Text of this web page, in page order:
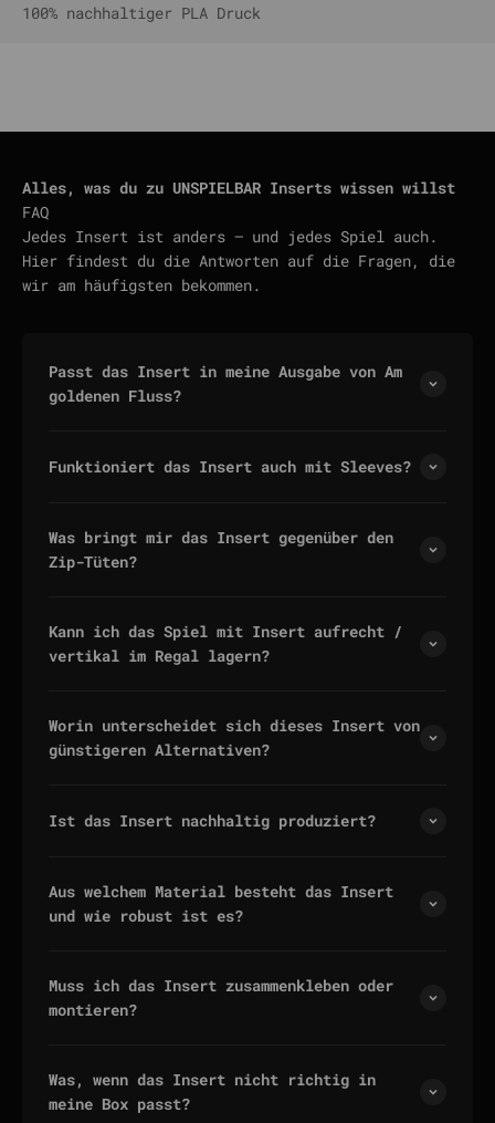
100% nachhaltiger PLA Druck
Alles, was du zu UNSPIELBAR Inserts wissen willst
FAQ
Jedes Insert ist anders — und jedes Spiel auch.
Hier findest du die Antworten auf die Fragen, die
wir am häufigsten bekommen.
Passt das Insert in meine Ausgabe von Am
goldenen Fluss?
Funktioniert das Insert auch mit Sleeves?
Was bringt mir das Insert gegenüber den
Zip-Tüten?
Kann ich das Spiel mit Insert aufrecht /
vertikal im Regal lagern?
Worin unterscheidet sich dieses Insert von
günstigeren Alternativen?
Ist das Insert nachhaltig produziert?
Aus welchem Material besteht das Insert
und wie robust ist es?
Muss ich das Insert zusammenkleben oder
montieren?
Was, wenn das Insert nicht richtig in
meine Box passt?